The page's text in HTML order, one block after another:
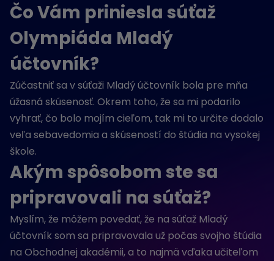
Čo Vám priniesla súťaž
Olympiáda Mladý
účtovník?
Zúčastniť sa v súťaži Mladý účtovník bola pre mňa
úžasná skúsenosť. Okrem toho, že sa mi podarilo
vyhrať, čo bolo mojím cieľom, tak mi to určite dodalo
veľa sebavedomia a skúseností do štúdia na vysokej
škole.
Akým spôsobom ste sa
pripravovali na súťaž?
Myslím, že môžem povedať, že na súťaž Mladý
účtovník som sa pripravovala už počas svojho štúdia
na Obchodnej akadémii, a to najmä vďaka učiteľom